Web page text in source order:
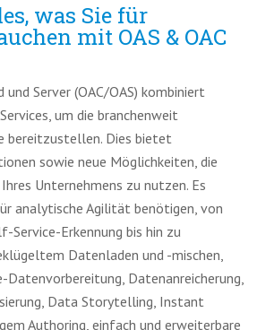
was Sie für
mit OAS & OAC
Server (OAC/OAS) kombiniert
um die branchenweit
bereitzustellen. Dies bietet
sowie neue Möglichkeiten, die
Unternehmens zu nutzen. Es
analytische Agilität benötigen, von
Service-Erkennung bis hin zu
Datenladen und -mischen,
Datenanreicherung,
Data Storytelling, Instant
Authoring, einfach und erweiterbare